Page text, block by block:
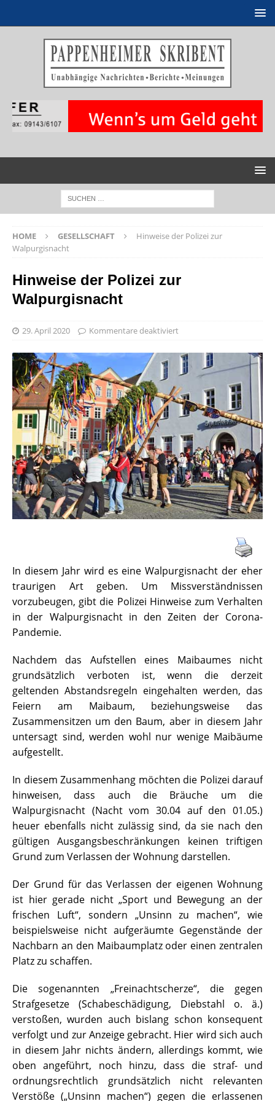
HOME GESELLSCHAFT
Hinweise der Polizei zur
Walpurgisnacht
Hinweise der Polizei zur
Walpurgisnacht
29. April 2020 Kommentare deaktiviert
In diesem Jahr wird es eine Walpurgisnacht der eher
traurigen Art geben. Um Missverständnissen
vorzubeugen, gibt die Polizei Hinweise zum Verhalten
in der Walpurgisnacht in den Zeiten der Corona-
Pandemie.
Nachdem das Aufstellen eines Maibaumes nicht
grundsätzlich verboten ist, wenn die derzeit
geltenden Abstandsregeln eingehalten werden, das
Feiern am Maibaum, beziehungsweise das
Zusammensitzen um den Baum, aber in diesem Jahr
untersagt sind, werden wohl nur wenige Maibäume
aufgestellt.
In diesem Zusammenhang möchten die Polizei darauf
hinweisen, dass auch die Bräuche um die
Walpurgisnacht (Nacht vom 30.04 auf den 01.05.)
heuer ebenfalls nicht zulässig sind, da sie nach den
gültigen Ausgangsbeschränkungen keinen triftigen
Grund zum Verlassen der Wohnung darstellen.
Der Grund für das Verlassen der eigenen Wohnung
ist hier gerade nicht „Sport und Bewegung an der
frischen Luft“, sondern „Unsinn zu machen“, wie
beispielsweise nicht aufgeräumte Gegenstände der
Nachbarn an den Maibaumplatz oder einen zentralen
Platz zu schaffen.
Die sogenannten „Freinachtscherze“, die gegen
Strafgesetze (Schabeschädigung, Diebstahl o. ä.)
verstoßen, wurden auch bislang schon konsequent
verfolgt und zur Anzeige gebracht. Hier wird sich auch
in diesem Jahr nichts ändern, allerdings kommt, wie
oben angeführt, noch hinzu, dass die straf- und
ordnungsrechtlich grundsätzlich nicht relevanten
Verstöße („Unsinn machen“) gegen die erlassenen